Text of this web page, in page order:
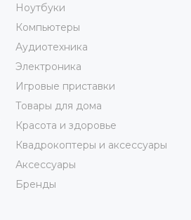
Ноутбуки
Компьютеры
Аудиотехника
Электроника
Игровые приставки
Товары для дома
Красота и здоровье
Квадрокоптеры и аксессуары
Аксессуары
Бренды